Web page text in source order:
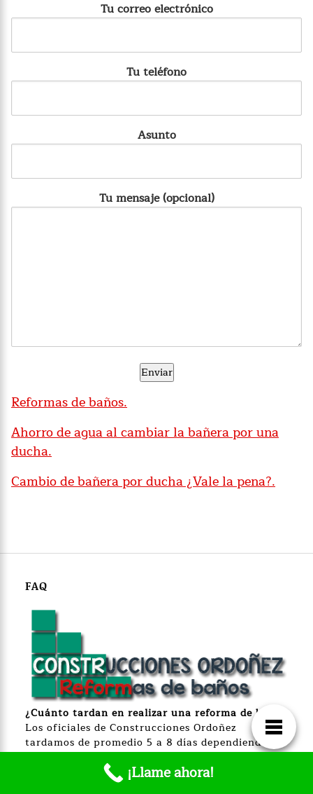
Tu correo electrónico
Tu teléfono
Asunto
Tu mensaje (opcional)
Reformas de baños.
Ahorro de agua al cambiar la bañera por una
ducha.
Cambio de bañera por ducha ¿Vale la pena?.
FAQ
¿Cuánto tardan en realizar una reforma de baño?
Los oficiales de Construcciones Ordoñez
tardamos de promedio 5 a 8 días dependiendo las
dimensiones.
¿Atienden urgencias?
Contamos con un equipo de técnicos urgentes
¡Llame ahora!